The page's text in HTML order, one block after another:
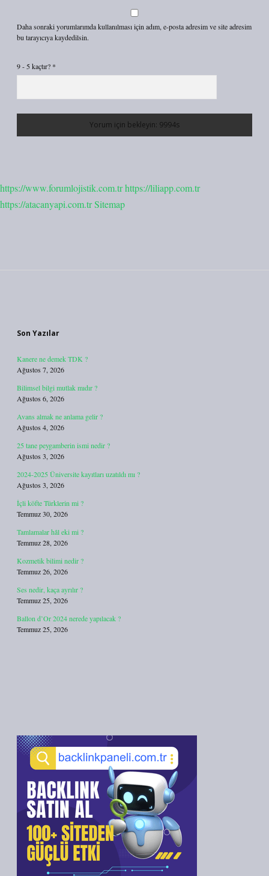
Daha sonraki yorumlarımda kullanılması için adım, e-posta adresim ve site adresim
bu tarayıcıya kaydedilsin.
9 - 5 kaçtır? *
https://www.forumlojistik.com.trhttps://liliapp.com.tr
https://atacanyapi.com.trSitemap
Son Yazılar
Kanere ne demek TDK ?
Ağustos 7, 2026
Bilimsel bilgi mutlak mıdır ?
Ağustos 6, 2026
Avans almak ne anlama gelir ?
Ağustos 4, 2026
25 tane peygamberin ismi nedir ?
Ağustos 3, 2026
2024-2025 Üniversite kayıtları uzatıldı mı ?
Ağustos 3, 2026
İçli köfte Türklerin mi ?
Temmuz 30, 2026
Tamlamalar hâl eki mi ?
Temmuz 28, 2026
Kozmetik bilimi nedir ?
Temmuz 26, 2026
Ses nedir, kaça ayrılır ?
Temmuz 25, 2026
Ballon d’Or 2024 nerede yapılacak ?
Temmuz 25, 2026